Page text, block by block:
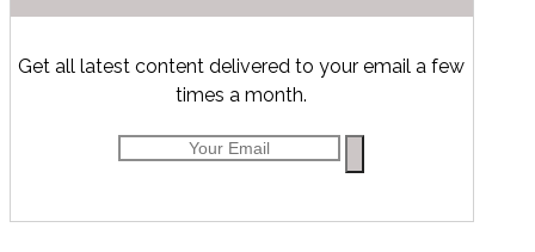
Get all latest content delivered to your email a few
times a month.